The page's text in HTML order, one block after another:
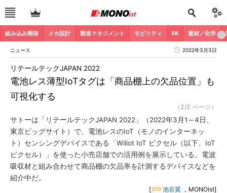
組み込み開発 メカ設計 製造マネジメント モビリティ FA 素材／化学
ニュース 2022年3月3日
電池レス薄型IoTタグは「商品棚上の欠品位置」も
可視化する
リテールテックJAPAN 2022
（2/2 ページ）
サトーは「リテールテックJAPAN 2022」（2022年3月1～4日、
東京ビッグサイト）で、電池レスのIoT（モノのインターネッ
ト）センシングデバイスである「Wiliot IoT ピクセル（以下、IoT
ピクセル）」を使った小売店舗での活用例を展示している。電波
吸収材と組み合わせて商品棚の欠品率を計測するデバイスなどを
紹介中だ。
[ 池谷翼 ，MONOist]